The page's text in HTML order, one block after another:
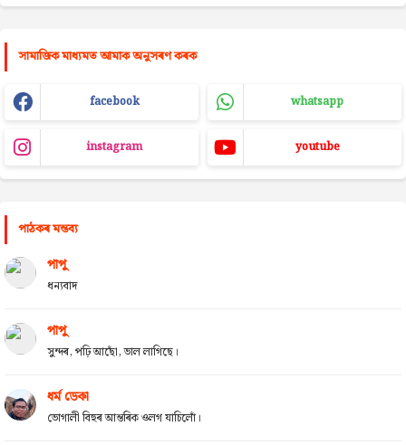
সামাজিক মাধ্যমত আমাক অনুসৰণ কৰক
facebook whatsapp
instagram youtube
পাঠকৰ মন্তব্য
পাপু
ধন্যবাদ
পাপু
সুন্দৰ, পঢ়ি আছোঁ, ভাল লাগিছে।
ধৰ্ম ডেকা
ভোগালী বিহুৰ আন্তৰিক ওলগ যাচিলোঁ।